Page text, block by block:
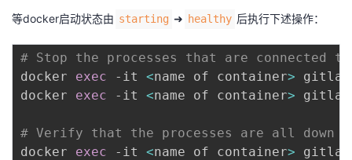
等docker启动状态由 starting ➜ healthy 后执行下述操作：
# Stop the processes that are connected
docker exec -it <name of container>
docker exec -it <name of container>
# Verify that the processes are all down
docker exec -it <name of container>